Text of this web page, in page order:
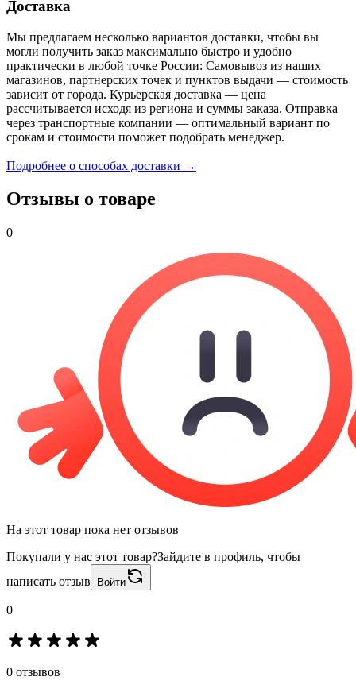
Доставка
Мы предлагаем несколько вариантов доставки, чтобы вы
могли получить заказ максимально быстро и удобно
практически в любой точке России: Самовывоз из наших
магазинов, партнерских точек и пунктов выдачи — стоимость
зависит от города. Курьерская доставка — цена
рассчитывается исходя из региона и суммы заказа. Отправка
через транспортные компании — оптимальный вариант по
срокам и стоимости поможет подобрать менеджер.
Подробнее о способах доставки →
Отзывы о товаре
0
На этот товар пока нет отзывов
Покупали у нас этот товар?Зайдите в профиль, чтобы
написать отзыв
Войти
0
0 отзывов